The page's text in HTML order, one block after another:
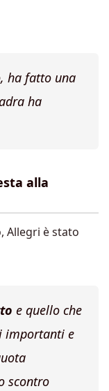
ha fatto una
ha
alla
Allegri è stato
e quello che
importanti e
scontro